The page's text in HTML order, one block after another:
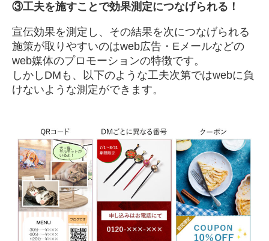
③工夫を施すことで効果測定につなげられる！
宣伝効果を測定し、その結果を次につなげられる
施策が取りやすいのはweb広告・Eメールなどの
web媒体のプロモーションの特徴です。
しかしDMも、以下のような工夫次第ではwebに負
けないような測定ができます。